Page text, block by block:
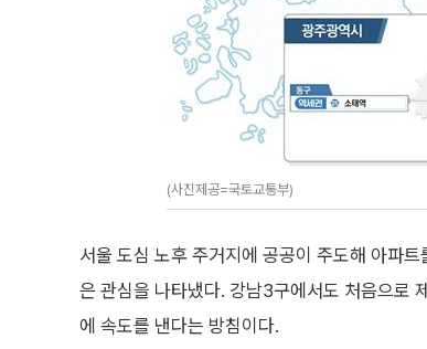
(사진제공=국토교통부)
서울 도심 노후 주거지에 공공이 주도해 아파
은 관심을 나타냈다. 강남3구에서도 처음으로
에 속도를 낸다는 방침이다.